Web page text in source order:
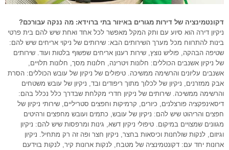
דקונטמינציה של דירות מגורים באיזור בתי ברוידא: מה ננקה עבורכם?
ניקיון דירה הוא סיוע עם ותק המקל מאפשר לכל אחד ואחת שיש להם בית פרטי
בינות להתרווח מכל מערך השירותים הבא: שירותים של ניקוי אריחים שיש להם:
שטיפה הבהקה, פוליש נוצץ, שירות רענון אריחים שפשוף בלטות ועוד. שירותים
של ניקיון אשנבים הכוללים: חלונות ויטרינה, חלונות מסך, חלונות תלויים,
אשנבים עליונים והרשימה ממשיכה. טיפולים של ניקיון של עובש הכוללים: הסרת
אבק ממזרנים, ניקיון של לכלוך מתוך ריפודים ובד, ניקיון של עובש משטחים
והרשימה ממשיכה. שירותים של ניקיון חדרי מקלחת שבדרך כלל נכלל בהם:
דיסאינפקציה פורצלנים, כיורים, קרמיקות וחפצים סטריליים, שירותי ניקיון של
חפצים והריהוט שיש להם: ניקיון של עובש, כתמים ועובש מחפצים ורהיטים
מגוונים שמצויים במיקום. טיפולי ניקיון דשא, גינות ומרפסות שיש להם: ניקיון
וגיזום, לנקות שולחנות וכיסאות בחצר, ניקיון חצר ופה זה רק מתחיל. ניקיון
ארונות יחד עם: דקונטמינציה של מטבח, לנקות ארונות קיר, לנקות בוידעם